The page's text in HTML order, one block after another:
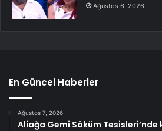
Ağustos 6, 2026
En Güncel Haberler
Ağustos 7, 2026
Aliağa Gemi Söküm Tesisleri’nde